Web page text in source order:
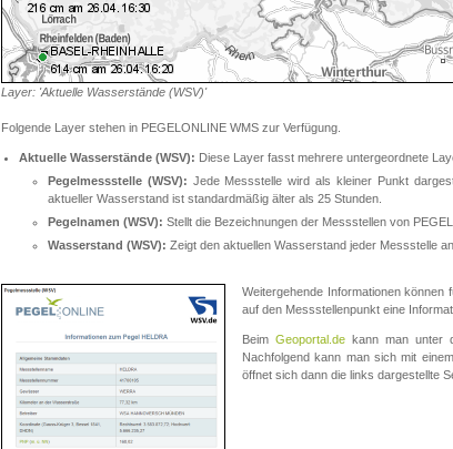
Layer: 'Aktuelle Wasserstände (WSV)'
Folgende Layer stehen in PEGELONLINE WMS zur Verfügung.
Aktuelle Wasserstände (WSV): Diese Layer fasst mehrere untergeordnete
Pegelmessstelle (WSV): Jede Messstelle wird als kleiner Punkt
aktueller Wasserstand ist standardmäßig älter als 25 Stunden.
Pegelnamen (WSV): Stellt die Bezeichnungen der Messstellen von
Wasserstand (WSV): Zeigt den aktuellen Wasserstand jeder Messstelle an.
Weitergehende Informationen können
auf den Messstellenpunkt eine
Beim Geoportal.de kann man unter
Nachfolgend kann man sich mit
öffnet sich dann die links dargestellte